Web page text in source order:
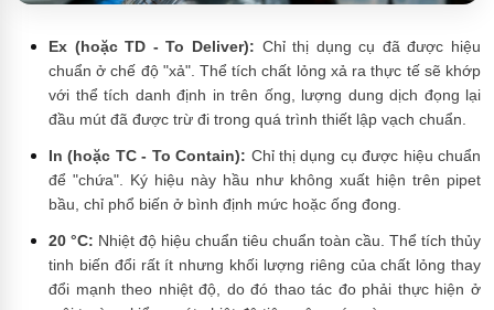
Ex (hoặc TD - To Deliver): Chỉ thị dụng cụ đã được hiệu
chuẩn ở chế độ "xả". Thể tích chất lỏng xả ra thực tế sẽ khớp
với thể tích danh định in trên ống, lượng dung dịch đọng lại
đầu mút đã được trừ đi trong quá trình thiết lập vạch chuẩn.
In (hoặc TC - To Contain): Chỉ thị dụng cụ được hiệu chuẩn
để "chứa". Ký hiệu này hầu như không xuất hiện trên pipet
bầu, chỉ phổ biến ở bình định mức hoặc ống đong.
20 °C: Nhiệt độ hiệu chuẩn tiêu chuẩn toàn cầu. Thể tích thủy
tinh biến đổi rất ít nhưng khối lượng riêng của chất lỏng thay
đổi mạnh theo nhiệt độ, do đó thao tác đo phải thực hiện ở